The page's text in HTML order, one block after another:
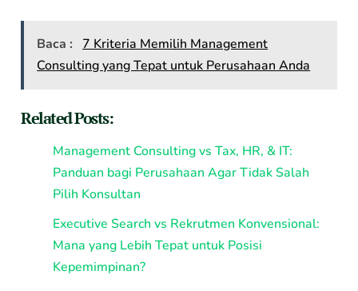
Baca :
7 Kriteria Memilih Management
Consulting yang Tepat untuk Perusahaan Anda
Related Posts:
Management Consulting vs Tax, HR, & IT:
Panduan bagi Perusahaan Agar Tidak Salah
Pilih Konsultan
Executive Search vs Rekrutmen Konvensional:
Mana yang Lebih Tepat untuk Posisi
Kepemimpinan?